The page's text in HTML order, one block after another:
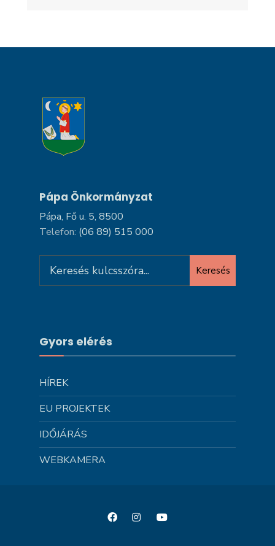
Pápa Önkormányzat
Pápa, Fő u. 5, 8500
Telefon: (06 89) 515 000
for:
Keresés
Gyors elérés
HÍREK
EU PROJEKTEK
IDŐJÁRÁS
WEBKAMERA